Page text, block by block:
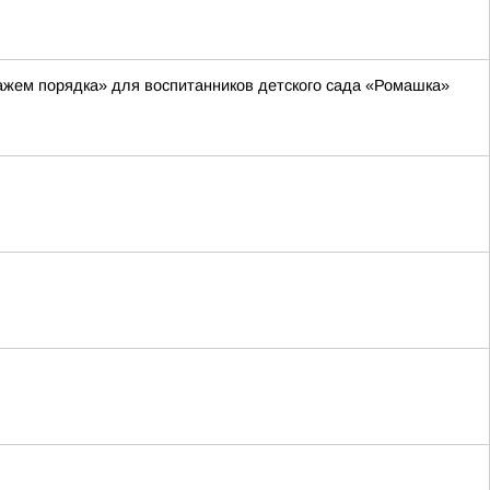
порядка» для воспитанников детского сада «Ромашка»